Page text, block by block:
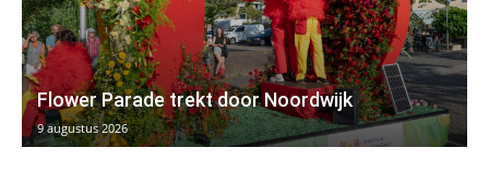
Flower Parade trekt door Noordwijk
9 augustus 2026